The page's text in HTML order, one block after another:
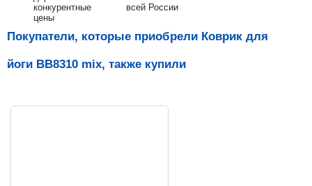
конкурентные
цены
всей России
Покупатели, которые приобрели Коврик для
йоги ВВ8310 mix, также купили